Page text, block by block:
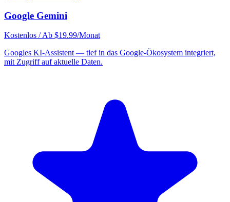
Google Gemini
Kostenlos / Ab $19.99/Monat
Googles KI-Assistent — tief in das Google-Ökosystem integriert,
mit Zugriff auf aktuelle Daten.